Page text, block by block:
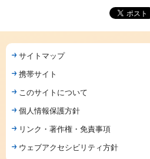
サイトマップ
携帯サイト
このサイトについて
個人情報保護方針
リンク・著作権・免責事項
ウェブアクセシビリティ方針